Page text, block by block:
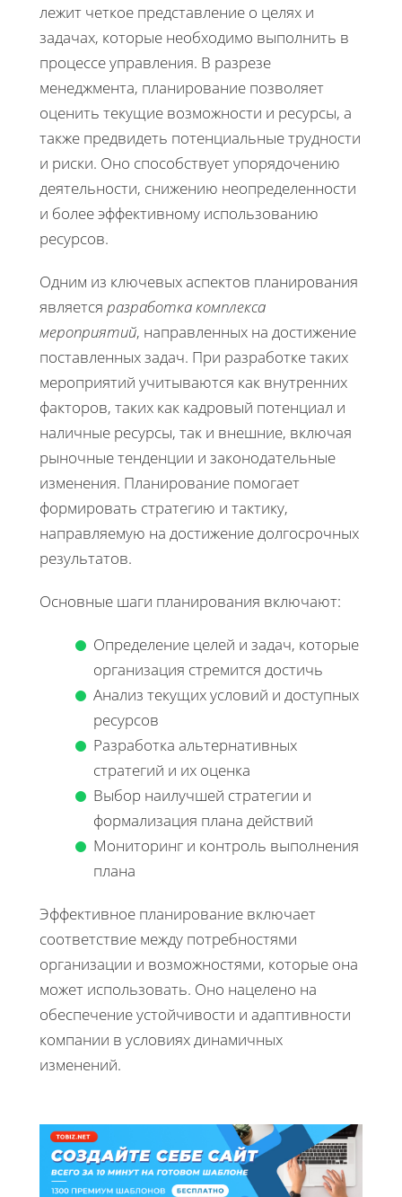
лежит четкое представление о целях и
задачах, которые необходимо выполнить в
процессе управления. В разрезе
менеджмента, планирование позволяет
оценить текущие возможности и ресурсы, а
также предвидеть потенциальные трудности
и риски. Оно способствует упорядочению
деятельности, снижению неопределенности
и более эффективному использованию
ресурсов.
Одним из ключевых аспектов планирования
является разработка комплекса
мероприятий, направленных на достижение
поставленных задач. При разработке таких
мероприятий учитываются как внутренних
факторов, таких как кадровый потенциал и
наличные ресурсы, так и внешние, включая
рыночные тенденции и законодательные
изменения. Планирование помогает
формировать стратегию и тактику,
направляемую на достижение долгосрочных
результатов.
Основные шаги планирования включают:
Определение целей и задач, которые
организация стремится достичь
Анализ текущих условий и доступных
ресурсов
Разработка альтернативных
стратегий и их оценка
Выбор наилучшей стратегии и
формализация плана действий
Мониторинг и контроль выполнения
плана
Эффективное планирование включает
соответствие между потребностями
организации и возможностями, которые она
может использовать. Оно нацелено на
обеспечение устойчивости и адаптивности
компании в условиях динамичных
изменений.